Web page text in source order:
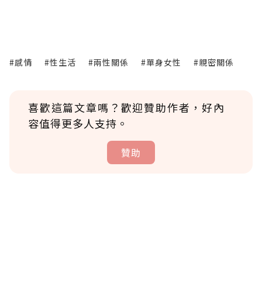
#感情 #性生活 #兩性關係 #單身女性 #親密關係
喜歡這篇文章嗎？歡迎贊助作者，好內
容值得更多人支持。
贊助